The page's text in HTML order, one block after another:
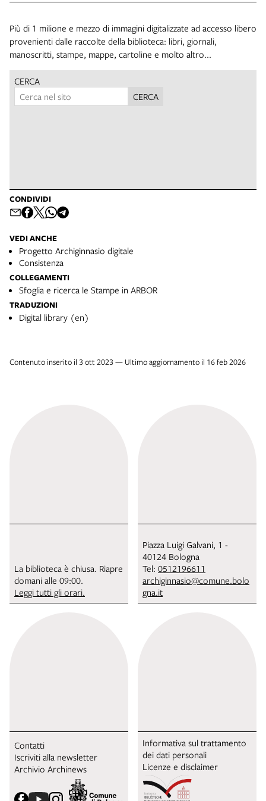
Più di 1 milione e mezzo di immagini digitalizzate ad accesso libero
provenienti dalle raccolte della biblioteca: libri, giornali,
manoscritti, stampe, mappe, cartoline e molto altro...
CERCA
CERCA
CONDIVIDI
VEDI ANCHE
Progetto Archiginnasio digitale
Consistenza
COLLEGAMENTI
Sfoglia e ricerca le Stampe in ARBOR
TRADUZIONI
Digital library (en)
Contenuto inserito il 3 ott 2023 — Ultimo aggiornamento il 16 feb 2026
La biblioteca è chiusa. Riapre
domani alle 09:00.
Leggi tutti gli orari.
Piazza Luigi Galvani, 1 -
40124 Bologna
Tel: 0512196611
archiginnasio@comune.bolo
gna.it
Contatti
Iscriviti alla newsletter
Archivio Archinews
Informativa sul trattamento
dei dati personali
Licenze e disclaimer